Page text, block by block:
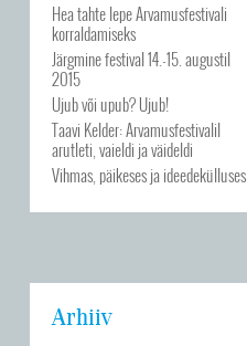
Hea tahte lepe Arvamusfestivali
korraldamiseks
Järgmine festival 14.-15. augustil
2015
Ujub või upub? Ujub!
Taavi Kelder: Arvamusfestivalil
arutleti, vaieldi ja väideldi
Vihmas, päikeses ja ideedekülluses
Arhiiv